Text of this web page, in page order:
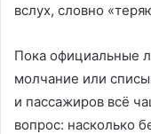
вслух, словно
Пока официальные
молчание или
и пассажиров всё
вопрос: насколько